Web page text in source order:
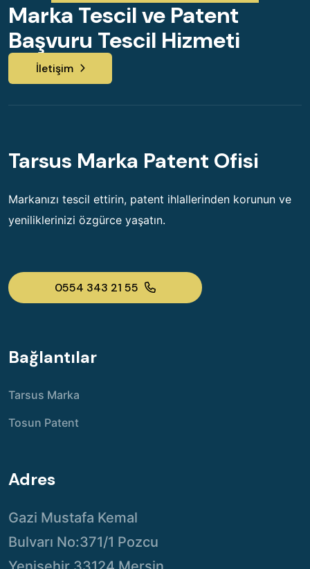
Marka Tescil ve Patent
Başvuru Tescil Hizmeti
İletişim
Tarsus Marka Patent Ofisi
Markanızı tescil ettirin, patent ihlallerinden korunun ve
yeniliklerinizi özgürce yaşatın.
0554 343 21 55
Bağlantılar
Tarsus Marka
Tosun Patent
Adres
Gazi Mustafa Kemal
Bulvarı No:371/1 Pozcu